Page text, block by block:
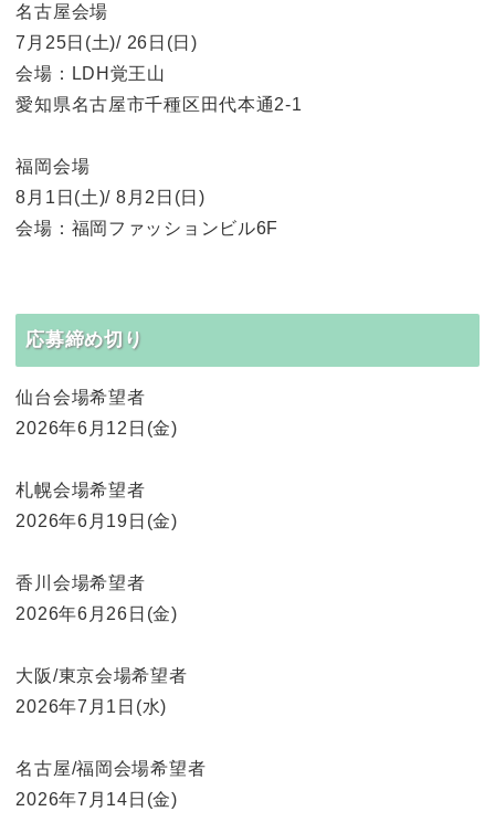
名古屋会場
7月25日(土)/ 26日(日)
会場：LDH覚王山
愛知県名古屋市千種区田代本通2-1
福岡会場
8月1日(土)/ 8月2日(日)
会場：福岡ファッションビル6F
応募締め切り
仙台会場希望者
2026年6月12日(金)
札幌会場希望者
2026年6月19日(金)
香川会場希望者
2026年6月26日(金)
大阪/東京会場希望者
2026年7月1日(水)
名古屋/福岡会場希望者
2026年7月14日(金)